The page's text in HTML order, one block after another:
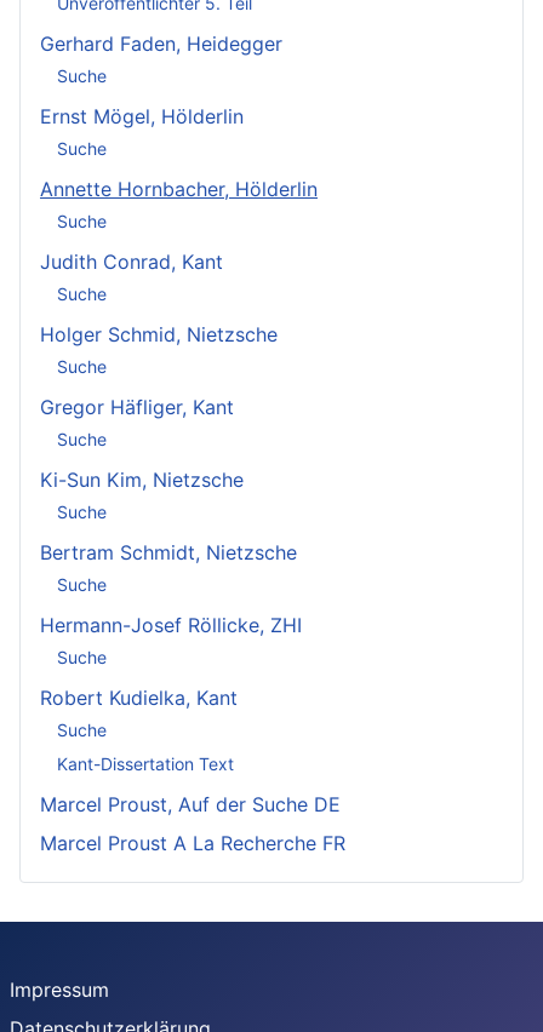
Gerhard Faden, Heidegger
Suche
Ernst Mögel, Hölderlin
Suche
Annette Hornbacher, Hölderlin
Suche
Judith Conrad, Kant
Suche
Holger Schmid, Nietzsche
Suche
Gregor Häfliger, Kant
Suche
Ki-Sun Kim, Nietzsche
Suche
Bertram Schmidt, Nietzsche
Suche
Hermann-Josef Röllicke, ZHI
Suche
Robert Kudielka, Kant
Suche
Kant-Dissertation Text
Marcel Proust, Auf der Suche DE
Marcel Proust A La Recherche FR
Impressum